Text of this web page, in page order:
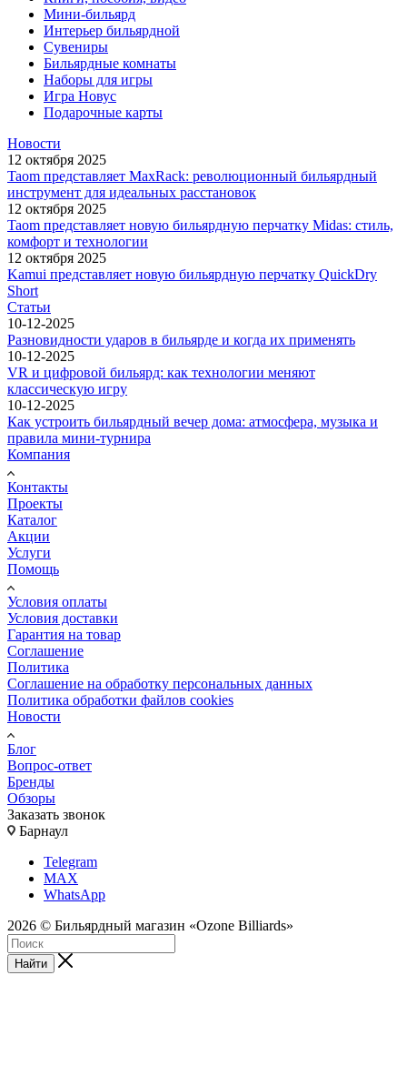
Мини-бильярд
Интерьер бильярдной
Сувениры
Бильярдные комнаты
Наборы для игры
Игра Новус
Подарочные карты
Новости
12 октября 2025
Taom представляет MaxRack: революционный бильярдный
инструмент для идеальных расстановок
12 октября 2025
Taom представляет новую бильярдную перчатку Midas: стиль,
комфорт и технологии
12 октября 2025
Kamui представляет новую бильярдную перчатку QuickDry
Short
Статьи
10-12-2025
Разновидности ударов в бильярде и когда их применять
10-12-2025
VR и цифровой бильярд: как технологии меняют
классическую игру
10-12-2025
Как устроить бильярдный вечер дома: атмосфера, музыка и
правила мини-турнира
Компания
Контакты
Проекты
Каталог
Акции
Услуги
Помощь
Условия оплаты
Условия доставки
Гарантия на товар
Соглашение
Политика
Соглашение на обработку персональных данных
Политика обработки файлов cookies
Новости
Блог
Вопрос-ответ
Бренды
Обзоры
Заказать звонок
Барнаул
Telegram
MAX
WhatsApp
2026 © Бильярдный магазин «Ozone Billiards»
Найти